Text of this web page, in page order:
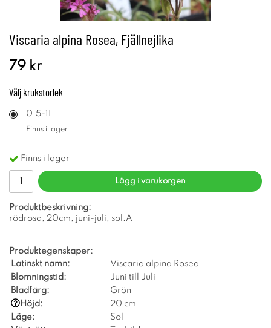
Viscaria alpina Rosea, Fjällnejlika
79 kr
Välj krukstorlek
0,5-1L
Finns i lager
Finns i lager
Lägg i varukorgen
Produktbeskrivning:
rödrosa, 20cm, juni-juli, sol.A
Produktegenskaper:
Latinskt namn:
Viscaria alpina Rosea
Blomningstid:
Juni till Juli
Bladfärg:
Grön
Höjd:
20 cm
Läge:
Sol